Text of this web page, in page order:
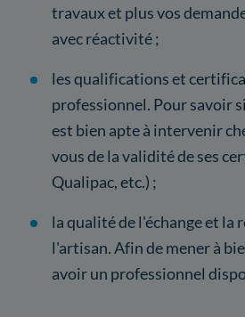
travaux et plus vos
avec réactivité ;
les qualifications et
professionnel. Pour savoir
est bien apte à intervenir
vous de la validité de ses
Qualipac, etc.) ;
la qualité de l'échange et la
l'artisan. Afin de mener à
avoir un professionnel